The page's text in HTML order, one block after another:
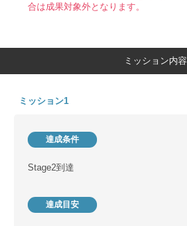
合は成果対象外となります。
ミッション内容
ミッション1
達成条件
Stage2到達
達成目安